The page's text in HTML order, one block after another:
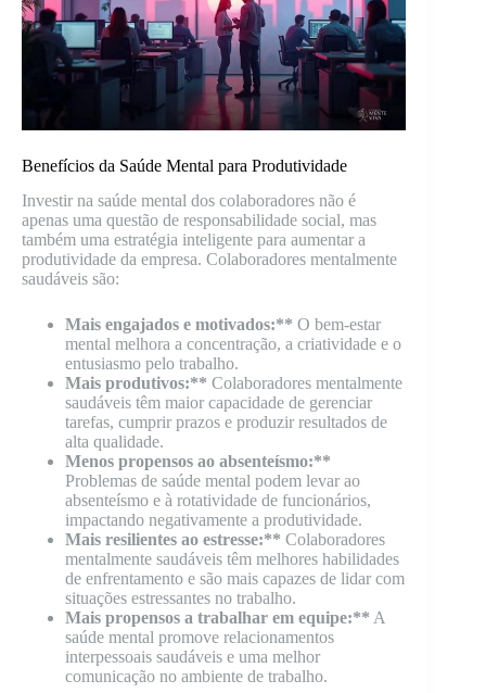
Benefícios da Saúde Mental para Produtividade
Investir na saúde mental dos colaboradores não é
apenas uma questão de responsabilidade social, mas
também uma estratégia inteligente para aumentar a
produtividade da empresa. Colaboradores mentalmente
saudáveis são:
Mais engajados e motivados:** O bem-estar
mental melhora a concentração, a criatividade e o
entusiasmo pelo trabalho.
Mais produtivos:** Colaboradores mentalmente
saudáveis têm maior capacidade de gerenciar
tarefas, cumprir prazos e produzir resultados de
alta qualidade.
Menos propensos ao absenteísmo:**
Problemas de saúde mental podem levar ao
absenteísmo e à rotatividade de funcionários,
impactando negativamente a produtividade.
Mais resilientes ao estresse:** Colaboradores
mentalmente saudáveis têm melhores habilidades
de enfrentamento e são mais capazes de lidar com
situações estressantes no trabalho.
Mais propensos a trabalhar em equipe:** A
saúde mental promove relacionamentos
interpessoais saudáveis e uma melhor
comunicação no ambiente de trabalho.